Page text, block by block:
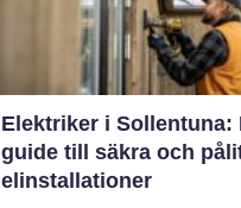
Elektriker i Sollentuna:
guide till säkra och
elinstallationer